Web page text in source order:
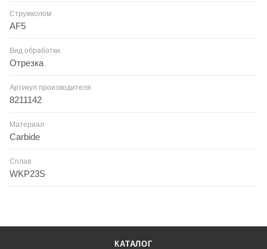
Стружколом
AF5
Вид обработки
Отрезка
Артикул производителя
8211142
Материал
Carbide
Сплав
WKP23S
КАТАЛОГ